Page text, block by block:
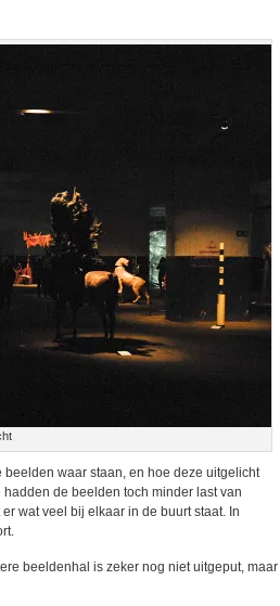
waar staan, en hoe deze uitgelicht
de beelden toch minder last van
wat veel bij elkaar in de buurt staat. In
beeldenhal is zeker nog niet uitgeput, maar